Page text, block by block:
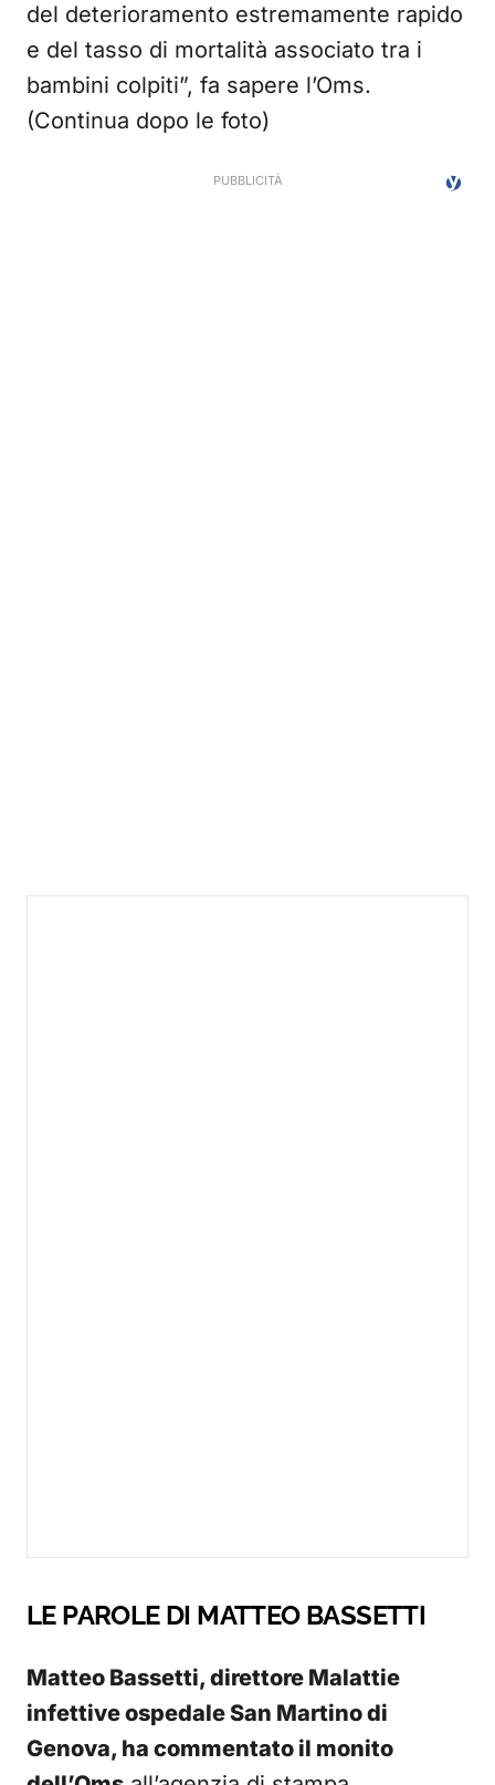
del deterioramento estremamente rapido
e del tasso di mortalità associato tra i
bambini colpiti”, fa sapere l’Oms.
(Continua dopo le foto)
LE PAROLE DI MATTEO BASSETTI
Matteo Bassetti, direttore Malattie
infettive ospedale San Martino di
Genova, ha commentato il monito